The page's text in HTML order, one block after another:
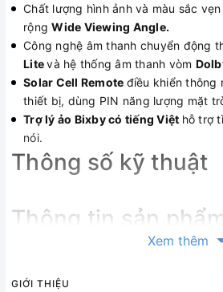
Chất lượng hình ảnh và màu sắc
rộngWide Viewing Angle.
Công nghệ âm thanh chuyển động
Litevà hệ thống âm thanh vòm
Solar Cell Remote điều khiển thông
thiết bị, dùng PIN năng lượng mặt
Trợ lý ảo Bixby có tiếng Việt hỗ trợ
nói.
Thông số kỹ thuật
Thông tin sản
Xem thêm
GIỚI THIỆU